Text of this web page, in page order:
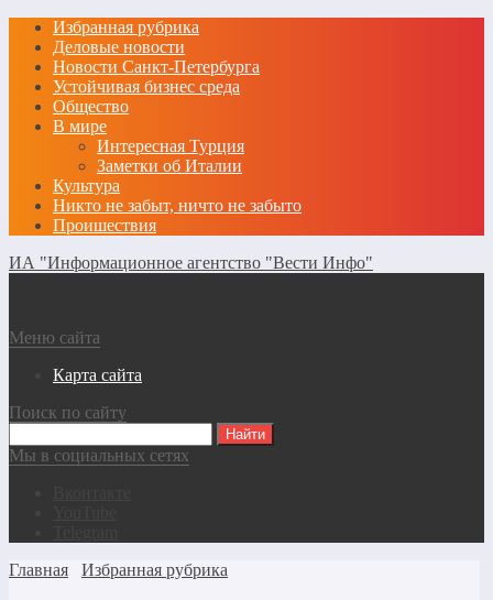
Избранная рубрика
Деловые новости
Новости Санкт-Петербурга
Устойчивая бизнес среда
Общество
В мире
Интересная Турция
Заметки об Италии
Культура
Никто не забыт, ничто не забыто
Проишествия
ИА "Информационное агентство "Вести Инфо"
Меню сайта
Карта сайта
Поиск по сайту
Мы в социальных сетях
Главная
Избранная рубрика